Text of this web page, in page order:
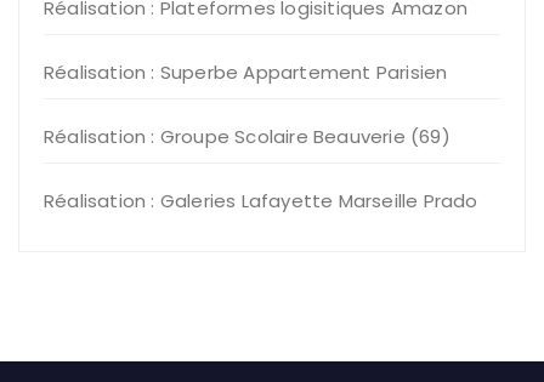
Réalisation : Plateformes logisitiques Amazon
Réalisation : Superbe Appartement Parisien
Réalisation : Groupe Scolaire Beauverie (69)
Réalisation : Galeries Lafayette Marseille Prado